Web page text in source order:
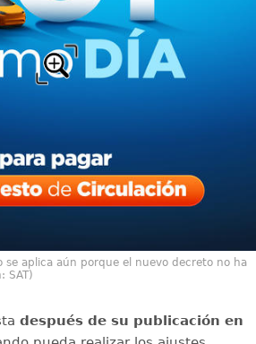
se aplica aún porque el nuevo decreto no ha
SAT)
después de su publicación en